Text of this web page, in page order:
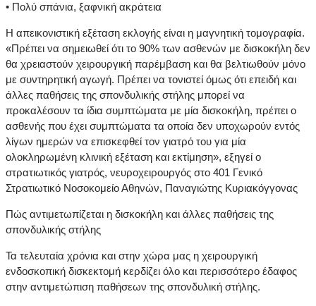
• Πολύ σπάνια, ξαφνική ακράτεια
Η απεικονιστική εξέταση εκλογής είναι η μαγνητική τομογραφία.
«Πρέπει να σημειωθεί ότι το 90% των ασθενών με δισκοκήλη δεν
θα χρειαστούν χειρουργική παρέμβαση και θα βελτιωθούν μόνο
με συντηρητική αγωγή. Πρέπει να τονιστεί όμως ότι επειδή και
άλλες παθήσεις της σπονδυλικής στήλης μπορεί να
προκαλέσουν τα ίδια συμπτώματα με μία δισκοκήλη, πρέπει ο
ασθενής που έχει συμπτώματα τα οποία δεν υποχωρούν εντός
λίγων ημερών να επισκεφθεί τον γιατρό του για μία
ολοκληρωμένη κλινική εξέταση και εκτίμηση», εξηγεί ο
στρατιωτικός γιατρός, νευροχειρουργός στο 401 Γενικό
Στρατιωτικό Νοσοκομείο Αθηνών, Παναγιώτης Κυριακόγγονας
Πώς αντιμετωπίζεται η δισκοκήλη και άλλες παθήσεις της
σπονδυλικής στήλης
Τα τελευταία χρόνια και στην χώρα μας η χειρουργική
ενδοσκοπική δισκεκτομή κερδίζει όλο και περισσότερο έδαφος
στην αντιμετώπιση παθήσεων της σπονδυλική στήλης.